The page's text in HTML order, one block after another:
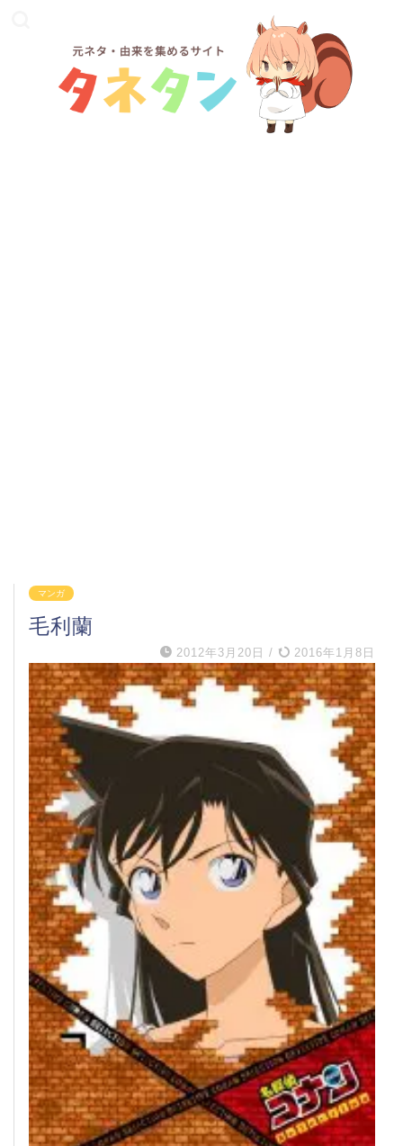
マンガ
毛利蘭
2012年3月20日 / 2016年1月8日